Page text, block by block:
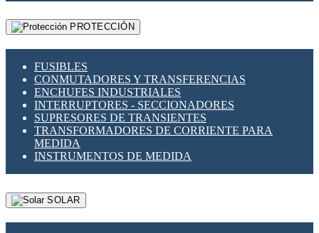
PROTECCIÓN
FUSIBLES
CONMUTADORES Y TRANSFERENCIAS
ENCHUFES INDUSTRIALES
INTERRUPTORES - SECCIONADORES
SUPRESORES DE TRANSIENTES
TRANSFORMADORES DE CORRIENTE PARA
MEDIDA
INSTRUMENTOS DE MEDIDA
SOLAR